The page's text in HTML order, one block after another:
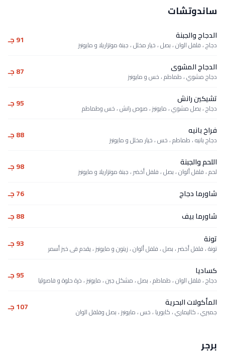
ساندوتشات
الدجاج والجبنة
دجاج ، فلفل الوان ، بصل ، خيار مخلل ، جبنة موتزاريلا و مايونيز 91 جـ
الدجاج المشوى
دجاج مشوي ، طماطم ، خس و مايونيز 87 جـ
تشيكين رانش
دجاج ، بصل مشوي ، مايونيز ، صوص رانش ، خس وطماطم 95 جـ
فراخ بانيه
دجاج بانيه ، طماطم ، خس ، خيار مخلل و مايونيز 88 جـ
اللحم والجبنة
لحم ، فلفل ألوان ، بصل ، فلفل أخضر ، جبنة موتزاريلا و مايونيز 98 جـ
شاورما دجاج
76 جـ
شاورما بيف
88 جـ
تونة
تونة ، فلفل أخضر ، بصل ، فلفل ألوان ، زيتون و مايونيز ، يقدم فى خبز أسمر 93 جـ
كساديا
دجاج ، فلفل الوان ، طماطم ، بصل ، مشكل جبن ، مايونيز ، ذرة حلوة و فاصوليا 95 جـ
المأكولات البحرية
جمبري ، كاليماري ، كابوريا ، خس ، مايونيز ، بصل وفلفل الوان 107 جـ
برجر